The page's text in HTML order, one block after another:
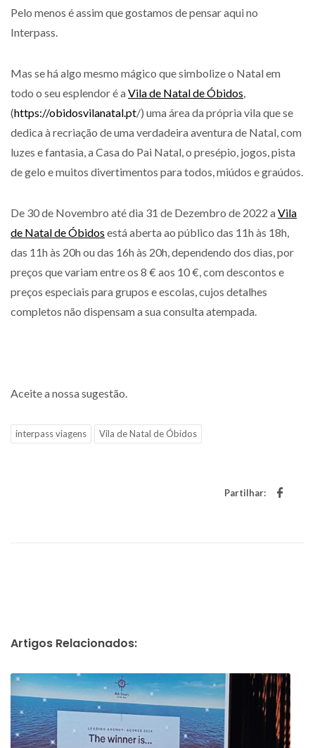
Pelo menos é assim que gostamos de pensar aqui no
Interpass.
Mas se há algo mesmo mágico que simbolize o Natal em
todo o seu esplendor é aVila de Natal de Óbidos
(https://obidosvilanatal.pt/) uma área da própria vila que se
dedica à recriação de uma verdadeira aventura de Natal, com
luzes e fantasia, a Casa do Pai Natal, o presépio, jogos, pista
de gelo e muitos divertimentos para todos, miúdos e graúdos.
De 30 de Novembro até dia 31 de Dezembro de 2022 aVila
de Natal de Óbidos está aberta ao público das 11h às 18h,
das 11h às 20h ou das 16h às 20h, dependendo dos dias, por
preços que variam entre os 8 € aos 10 €, com descontos e
preços especiais para grupos e escolas, cujos detalhes
completos não dispensam a sua consulta atempada.
Aceite a nossa sugestão.
interpass viagens Vila de Natal de Óbidos
Partilhar:
Artigos Relacionados: